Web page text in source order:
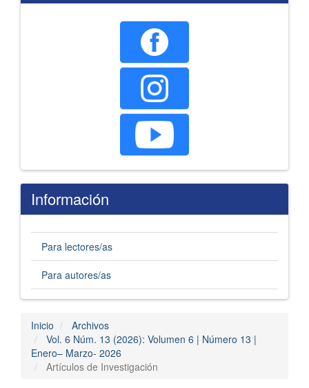
Información
Para lectores/as
Para autores/as
Inicio
Archivos
Vol. 6 Núm. 13 (2026): Volumen 6 | Número 13 |
Enero– Marzo- 2026
Artículos de Investigación